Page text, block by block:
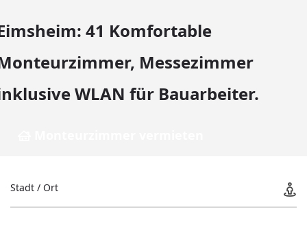
41 Komfortable
Messezimmer
WLAN für Bauarbeiter.
Stadt / Ort